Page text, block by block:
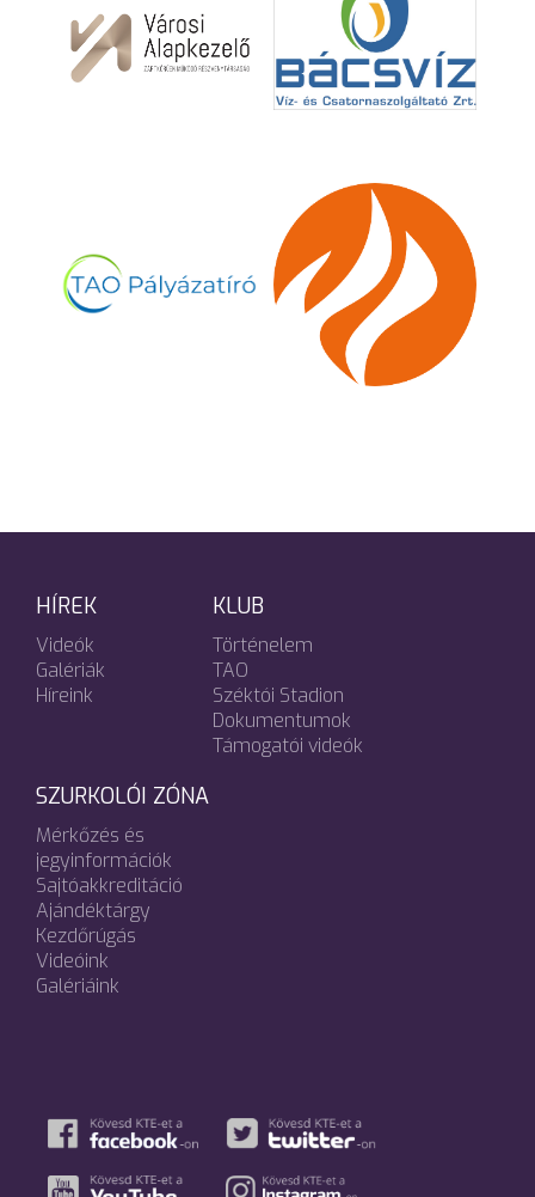
HÍREK
Videók
Galériák
Híreink
KLUB
Történelem
TAO
Széktói Stadion
Dokumentumok
Támogatói videók
SZURKOLÓI ZÓNA
Mérkőzés és
jegyinformációk
Sajtóakkreditáció
Ajándéktárgy
Kezdőrúgás
Videóink
Galériáink